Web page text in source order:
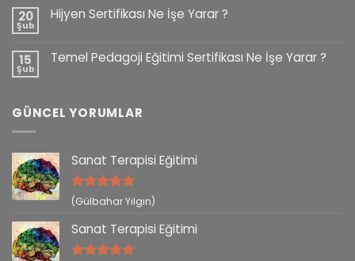
20
Şub
Hijyen Sertifikası Ne İşe Yarar ?
15
Şub
Temel Pedagoji Eğitimi Sertifikası Ne İşe Yarar ?
GÜNCEL YORUMLAR
Sanat Terapisi Eğitimi
5 üzerinden
(Gülbahar Yılgın)
Sanat Terapisi Eğitimi